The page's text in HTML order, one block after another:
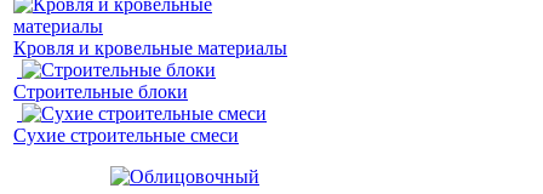
Кровля и кровельные материалы
Строительные блоки
Сухие строительные смеси